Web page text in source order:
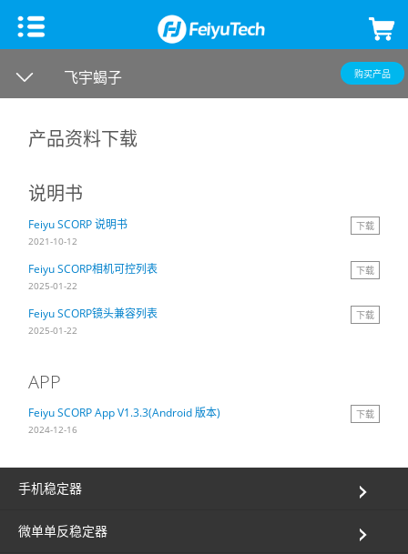
手机稳定器
飞宇蝎子Mini 3手机版
飞宇蝎子-Mini P
Vimble 3 SE
Vimble 3
VLOG pocket2
Vimble One
Vimble 2S
VLOG pocket
微单单反稳定器
飞宇蝎子3
飞宇蝎子Mini 3 Pro
飞宇蝎子-Mini 2
飞宇蝎子 2
飞宇蝎子-Mini
飞宇蝎子-C
飞宇蝎子 Pro
Feiyu Pocket 3
Feiyu Pocket 2S
Feiyu Pocket 2
Feiyu Pocket
Vimble 2A
WG2X
G6
飞宇无人机
云台教学
飞宇蝎子 购买产品
产品资料下载
说明书
Feiyu SCORP 说明书
下载
2021-10-12
Feiyu SCORP相机可控列表
下载
2025-01-22
Feiyu SCORP镜头兼容列表
下载
2025-01-22
APP
Feiyu SCORP App V1.3.3(Android 版本)
下载
2024-12-16
手机稳定器
微单单反稳定器